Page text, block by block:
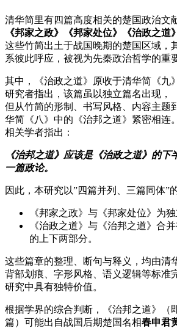
清华简里有四篇高度相关的楚国政治文
《邦家之政》《邦家处位》《治政之道
这些竹简出土于战国晚期的楚国区域，
系彼此呼应，被视为先秦政治哲学的重
其中，《治政之道》原收于清华简《九
研究者指出，该篇虽以独立篇名出现，
但从竹简的形制、书写风格、内容主题
华简《八》中的《治邦之道》紧密相连。
相关学者指出：
《治邦之道》应该是《治政之道》的下
一篇政论。
因此，本研究以”四篇并列、三篇同体”
《邦家之政》与《邦家处位》为独
《治政之道》与《治邦之道》合
的上下两部分。
这些篇章的整理、断句与释义，均由清
背部划痕、字形风格、语义逻辑等标准
研究中具有独特价值。
根据学界的综合判断，《治邦之道》（
篇）可能出自战国后期楚国名相春申君